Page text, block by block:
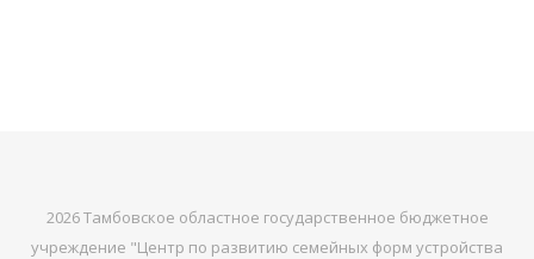
2026 Тамбовское областное государственное бюджетное
учреждение "Центр по развитию семейных форм устройства